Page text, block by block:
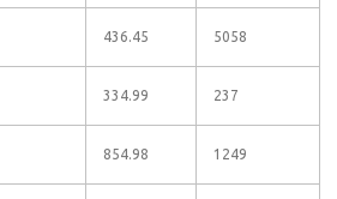
436.45 5058
334.99 237
854.98 1249